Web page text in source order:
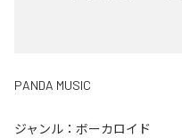
PANDA MUSIC
ジャンル： ボーカロイド